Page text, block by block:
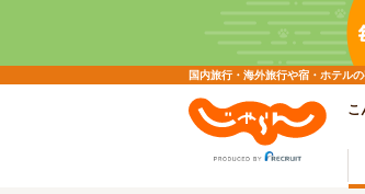
国内旅行・海外旅行や宿・ホテル
こ